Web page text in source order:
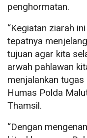
penghormatan.
“Kegiatan ziarah
tepatnya
tujuan agar kita
arwah pahlawan
menjalankan tugas
Humas Polda
Thamsil.
“Dengan